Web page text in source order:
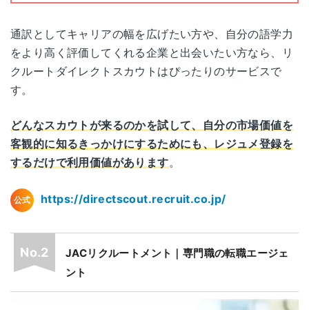
通訳としてキャリアの幅を広げたい方や、自分の語学力
をより高く評価してくれる企業と出会いたい方なら、リ
クルートダイレクトスカウトはぴったりのサービスで
す。
どんなスカウトが来るのかを試して、自分の市場価値を
客観的に知るきっかけにするためにも、レジュメ登録を
するだけで利用価値があります。
公式 https://directscout.recruit.co.jp/
JACリクルートメント｜専門職の転職エージェ
ント